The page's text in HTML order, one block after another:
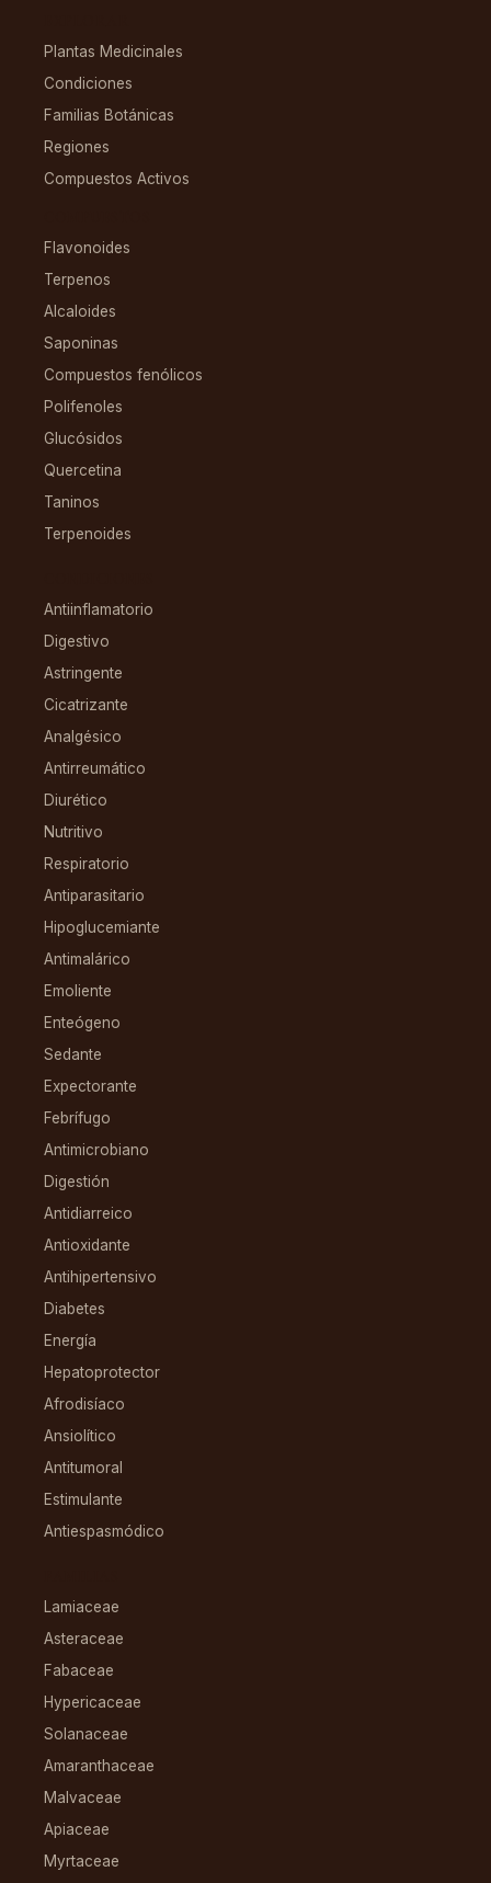
Plantas Medicinales
Condiciones
Familias Botánicas
Regiones
Compuestos Activos
Flavonoides
Terpenos
Alcaloides
Saponinas
Compuestos fenólicos
Polifenoles
Glucósidos
Quercetina
Taninos
Terpenoides
Antiinflamatorio
Digestivo
Astringente
Cicatrizante
Analgésico
Antirreumático
Diurético
Nutritivo
Respiratorio
Antiparasitario
Hipoglucemiante
Antimalárico
Emoliente
Enteógeno
Sedante
Expectorante
Febrífugo
Antimicrobiano
Digestión
Antidiarreico
Antioxidante
Antihipertensivo
Diabetes
Energía
Hepatoprotector
Afrodisíaco
Ansiolítico
Antitumoral
Estimulante
Antiespasmódico
Lamiaceae
Asteraceae
Fabaceae
Hypericaceae
Solanaceae
Amaranthaceae
Malvaceae
Apiaceae
Myrtaceae